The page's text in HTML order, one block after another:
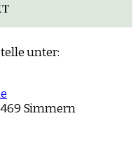
unter:
Simmern